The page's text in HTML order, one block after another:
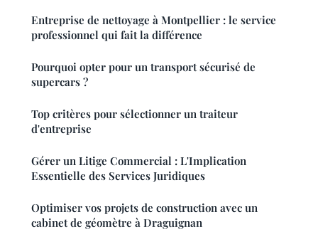
Entreprise de nettoyage à Montpellier : le service
professionnel qui fait la différence
Pourquoi opter pour un transport sécurisé de
supercars ?
Top critères pour sélectionner un traiteur
d'entreprise
Gérer un Litige Commercial : L'Implication
Essentielle des Services Juridiques
Optimiser vos projets de construction avec un
cabinet de géomètre à Draguignan